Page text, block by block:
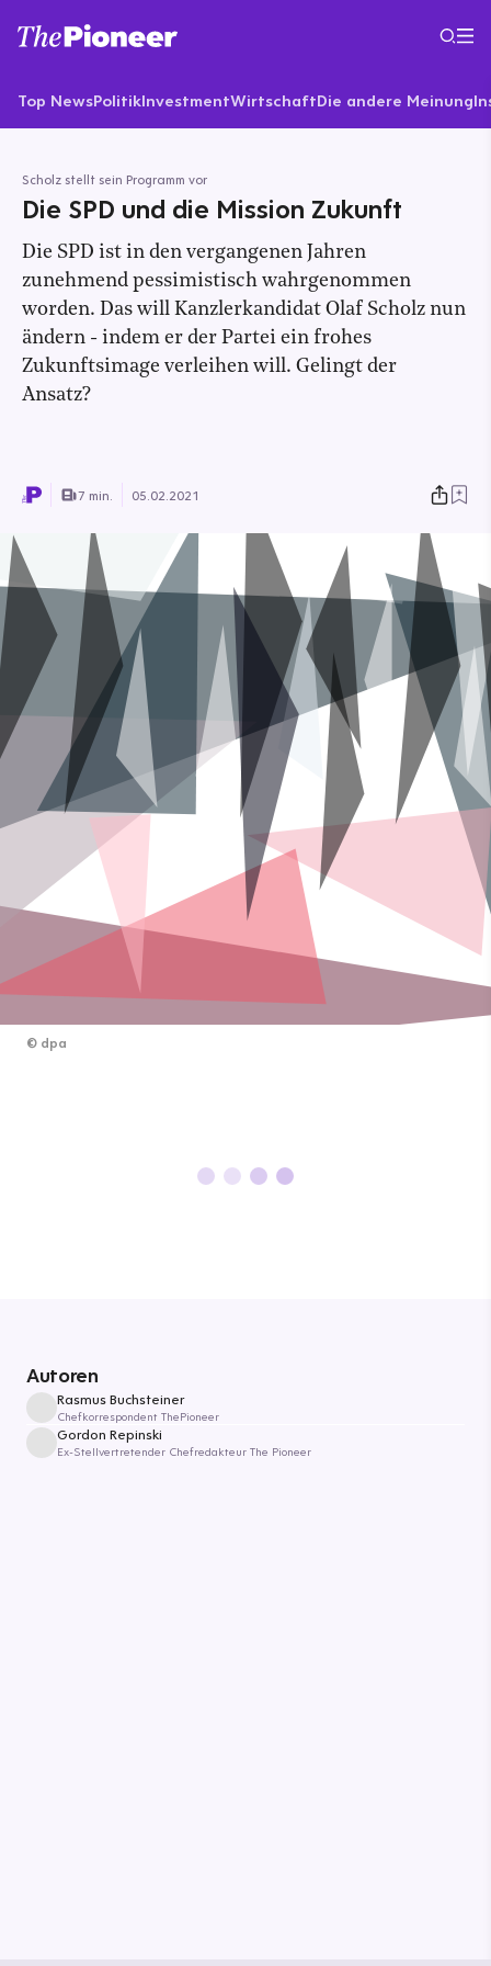
Top NewsPolitikInvestmentWirtschaftDie andere Meinung
Scholz stellt sein Programm vor
Die SPD und die Mission Zukunft
Die SPD ist in den vergangenen Jahren
zunehmend pessimistisch wahrgenommen
worden. Das will Kanzlerkandidat Olaf Scholz nun
ändern - indem er der Partei ein frohes
Zukunftsimage verleihen will. Gelingt der
Ansatz?
7 min. 05.02.2021
© dpa
Autoren
Rasmus Buchsteiner
Chefkorrespondent ThePioneer
Gordon Repinski
Ex-Stellvertretender Chefredakteur The Pioneer